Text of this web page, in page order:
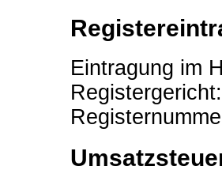
Eintragung im